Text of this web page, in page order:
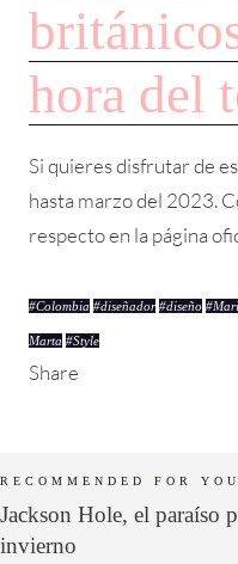
hora del
Si quieres disfrutar de
hasta marzo del 2023.
respecto en la página
#Colombia #diseñador #diseño #
Marta #Style
Share
RECOMMENDED FOR YOU
Jackson Hole, el paraíso
invierno